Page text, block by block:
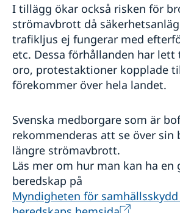
I tillägg ökar också risken för
strömavbrott då
trafikljus ej fungerar med
etc. Dessa förhållanden har
oro, protestaktioner kopplade
förekommer över hela landet.
Svenska medborgare som är
rekommenderas att se över sin
längre strömavbrott.
Läs mer om hur man kan ha en
beredskap på
Myndigheten för